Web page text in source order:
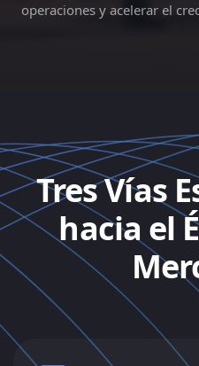
operaciones y acelerar el
Tres Vías
hacia el